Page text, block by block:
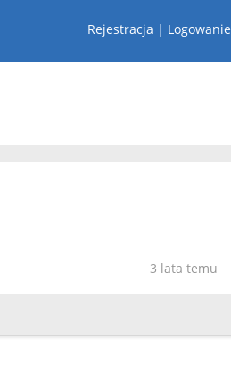
Rejestracja | Logowanie
3 lata temu